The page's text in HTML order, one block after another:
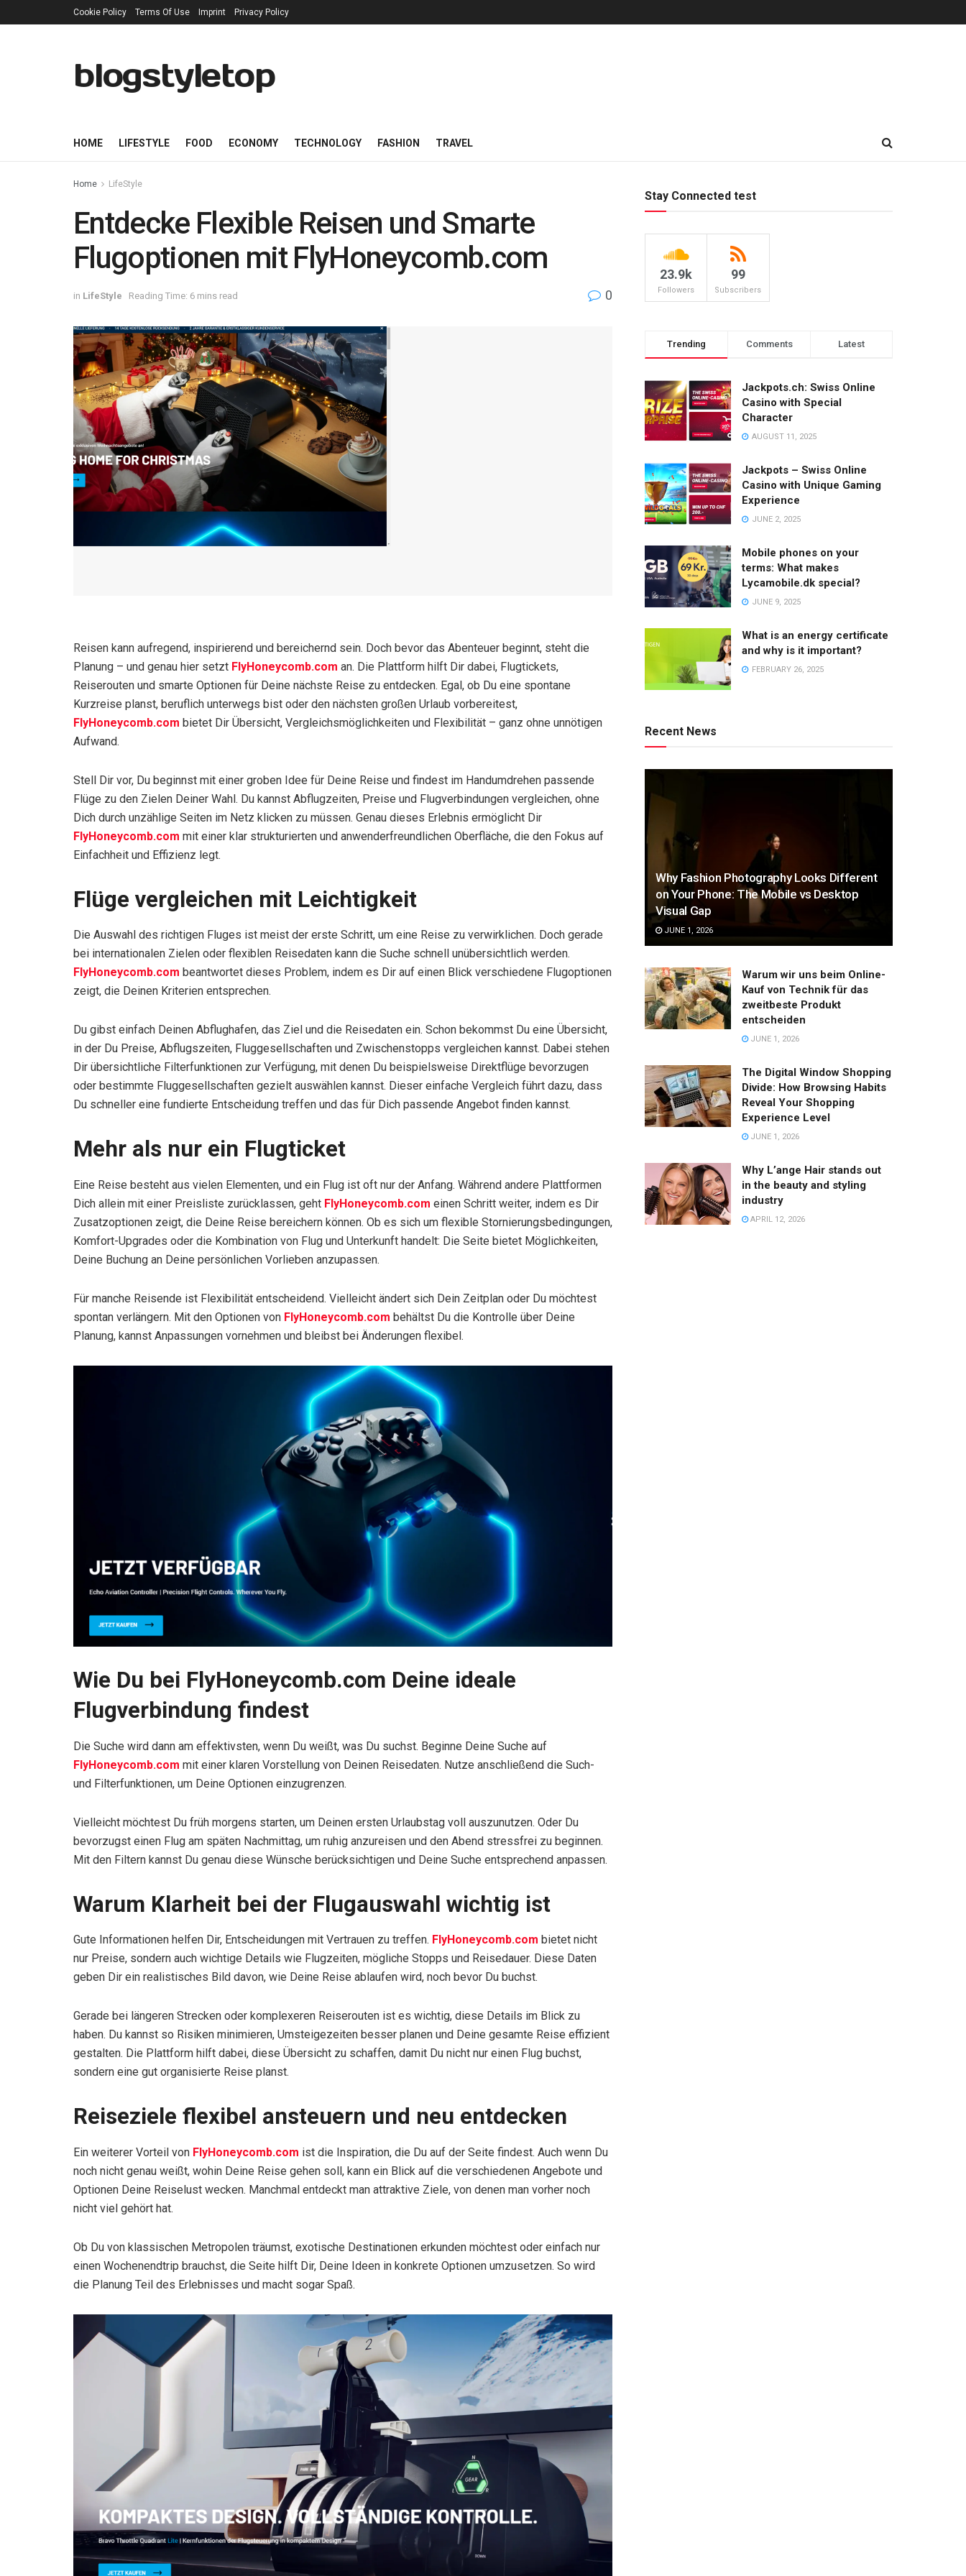
Cookie Policy Terms Of Use Imprint Privacy Policy
blogstyletop
HOME LIFESTYLE FOOD ECONOMY TECHNOLOGY FASHION TRAVEL
Home LifeStyle
Entdecke Flexible Reisen und Smarte
Flugoptionen mit FlyHoneycomb.com
in LifeStyle Reading Time: 6 mins read 0
Reisen kann aufregend, inspirierend und bereichernd sein. Doch bevor das Abenteuer beginnt, steht die
Planung – und genau hier setzt FlyHoneycomb.com an. Die Plattform hilft Dir dabei, Flugtickets,
Reiserouten und smarte Optionen für Deine nächste Reise zu entdecken. Egal, ob Du eine spontane
Kurzreise planst, beruflich unterwegs bist oder den nächsten großen Urlaub vorbereitest,
FlyHoneycomb.com bietet Dir Übersicht, Vergleichsmöglichkeiten und Flexibilität – ganz ohne unnötigen
Aufwand.
Stell Dir vor, Du beginnst mit einer groben Idee für Deine Reise und findest im Handumdrehen passende
Flüge zu den Zielen Deiner Wahl. Du kannst Abflugzeiten, Preise und Flugverbindungen vergleichen, ohne
Dich durch unzählige Seiten im Netz klicken zu müssen. Genau dieses Erlebnis ermöglicht Dir
FlyHoneycomb.com mit einer klar strukturierten und anwenderfreundlichen Oberfläche, die den Fokus auf
Einfachheit und Effizienz legt.
Flüge vergleichen mit Leichtigkeit
Die Auswahl des richtigen Fluges ist meist der erste Schritt, um eine Reise zu verwirklichen. Doch gerade
bei internationalen Zielen oder flexiblen Reisedaten kann die Suche schnell unübersichtlich werden.
FlyHoneycomb.com beantwortet dieses Problem, indem es Dir auf einen Blick verschiedene Flugoptionen
zeigt, die Deinen Kriterien entsprechen.
Du gibst einfach Deinen Abflughafen, das Ziel und die Reisedaten ein. Schon bekommst Du eine Übersicht,
in der Du Preise, Abflugszeiten, Fluggesellschaften und Zwischenstopps vergleichen kannst. Dabei stehen
Dir übersichtliche Filterfunktionen zur Verfügung, mit denen Du beispielsweise Direktflüge bevorzugen
oder bestimmte Fluggesellschaften gezielt auswählen kannst. Dieser einfache Vergleich führt dazu, dass
Du schneller eine fundierte Entscheidung treffen und das für Dich passende Angebot finden kannst.
Mehr als nur ein Flugticket
Eine Reise besteht aus vielen Elementen, und ein Flug ist oft nur der Anfang. Während andere Plattformen
Dich allein mit einer Preisliste zurücklassen, geht FlyHoneycomb.com einen Schritt weiter, indem es Dir
Zusatzoptionen zeigt, die Deine Reise bereichern können. Ob es sich um flexible Stornierungsbedingungen,
Komfort-Upgrades oder die Kombination von Flug und Unterkunft handelt: Die Seite bietet Möglichkeiten,
Deine Buchung an Deine persönlichen Vorlieben anzupassen.
Für manche Reisende ist Flexibilität entscheidend. Vielleicht ändert sich Dein Zeitplan oder Du möchtest
spontan verlängern. Mit den Optionen von FlyHoneycomb.com behältst Du die Kontrolle über Deine
Planung, kannst Anpassungen vornehmen und bleibst bei Änderungen flexibel.
Wie Du bei FlyHoneycomb.com Deine ideale
Flugverbindung findest
Die Suche wird dann am effektivsten, wenn Du weißt, was Du suchst. Beginne Deine Suche auf
FlyHoneycomb.com mit einer klaren Vorstellung von Deinen Reisedaten. Nutze anschließend die Such-
und Filterfunktionen, um Deine Optionen einzugrenzen.
Vielleicht möchtest Du früh morgens starten, um Deinen ersten Urlaubstag voll auszunutzen. Oder Du
bevorzugst einen Flug am späten Nachmittag, um ruhig anzureisen und den Abend stressfrei zu beginnen.
Mit den Filtern kannst Du genau diese Wünsche berücksichtigen und Deine Suche entsprechend anpassen.
Warum Klarheit bei der Flugauswahl wichtig ist
Gute Informationen helfen Dir, Entscheidungen mit Vertrauen zu treffen. FlyHoneycomb.com bietet nicht
nur Preise, sondern auch wichtige Details wie Flugzeiten, mögliche Stopps und Reisedauer. Diese Daten
geben Dir ein realistisches Bild davon, wie Deine Reise ablaufen wird, noch bevor Du buchst.
Gerade bei längeren Strecken oder komplexeren Reiserouten ist es wichtig, diese Details im Blick zu
haben. Du kannst so Risiken minimieren, Umsteigezeiten besser planen und Deine gesamte Reise effizient
gestalten. Die Plattform hilft dabei, diese Übersicht zu schaffen, damit Du nicht nur einen Flug buchst,
sondern eine gut organisierte Reise planst.
Reiseziele flexibel ansteuern und neu entdecken
Ein weiterer Vorteil von FlyHoneycomb.com ist die Inspiration, die Du auf der Seite findest. Auch wenn Du
noch nicht genau weißt, wohin Deine Reise gehen soll, kann ein Blick auf die verschiedenen Angebote und
Optionen Deine Reiselust wecken. Manchmal entdeckt man attraktive Ziele, von denen man vorher noch
nicht viel gehört hat.
Ob Du von klassischen Metropolen träumst, exotische Destinationen erkunden möchtest oder einfach nur
einen Wochenendtrip brauchst, die Seite hilft Dir, Deine Ideen in konkrete Optionen umzusetzen. So wird
die Planung Teil des Erlebnisses und macht sogar Spaß.
Stay Connected test
23.9k
Followers
99
Subscribers
Trending Comments Latest
Jackpots.ch: Swiss Online
Casino with Special
Character
AUGUST 11, 2025
Jackpots – Swiss Online
Casino with Unique Gaming
Experience
JUNE 2, 2025
Mobile phones on your
terms: What makes
Lycamobile.dk special?
JUNE 9, 2025
What is an energy certificate
and why is it important?
FEBRUARY 26, 2025
Recent News
Why Fashion Photography Looks Different
on Your Phone: The Mobile vs Desktop
Visual Gap
JUNE 1, 2026
Warum wir uns beim Online-
Kauf von Technik für das
zweitbeste Produkt
entscheiden
JUNE 1, 2026
The Digital Window Shopping
Divide: How Browsing Habits
Reveal Your Shopping
Experience Level
JUNE 1, 2026
Why L’ange Hair stands out
in the beauty and styling
industry
APRIL 12, 2026